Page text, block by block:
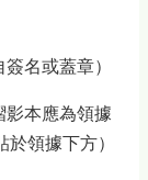
名或蓋章）
影本應為領據
領據下方）